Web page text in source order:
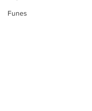
Funes